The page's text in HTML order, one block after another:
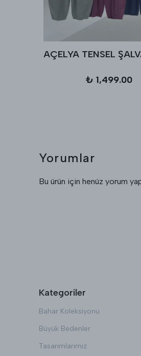
₺ 1,499.00
Yorumlar
Bu ürün için henüz yorum
Kategoriler
Bahar Koleksiyonu
Büyük Bedenler
Tasarımlarımız